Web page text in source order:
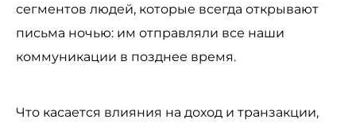
сегментов людей, которые всегда открывают
письма ночью: им отправляли все наши
коммуникации в позднее время.
Что касается влияния на доход и транзакции,